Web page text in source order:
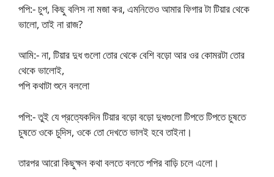
পপি:- চুপ, কিছু বলিস না মজা কর, এমনিতেও আমার ফিগার টা টিয়ার থেকে
ভালো, তাই না রাজ?
আমি:- না, টিয়ার দুধ গুলো তোর থেকে বেশি বড়ো আর ওর কোমরটা তোর
থেকে ভালোই,
পপি কথাটা শুনে বললো
পপি:- তুই যে প্রত্যেকদিন টিয়ার বড়ো বড়ো দুধগুলো টিপতে টিপতে চুষতে
চুষতে ওকে চুদিস, ওকে তো দেখতে ভালই হবে তাইনা।
তারপর আরো কিছুক্ষন কথা বলতে বলতে পপির বাড়ি চলে এলো।